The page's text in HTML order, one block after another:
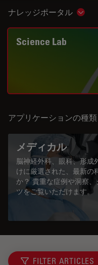
ナレッジポータル Show
Science Lab
アプリケーションの種類
メディカル
脳神経外科、眼科、形成
けに厳選された、最新の
か？ 貴重な症例や洞察
ツをご覧いただけます。
FILTER ARTICLES